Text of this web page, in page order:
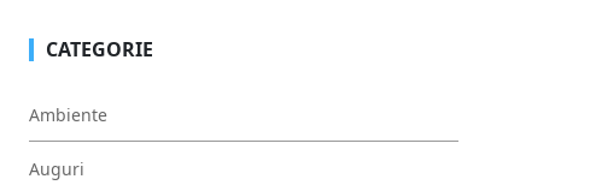
CATEGORIE
Ambiente
Auguri